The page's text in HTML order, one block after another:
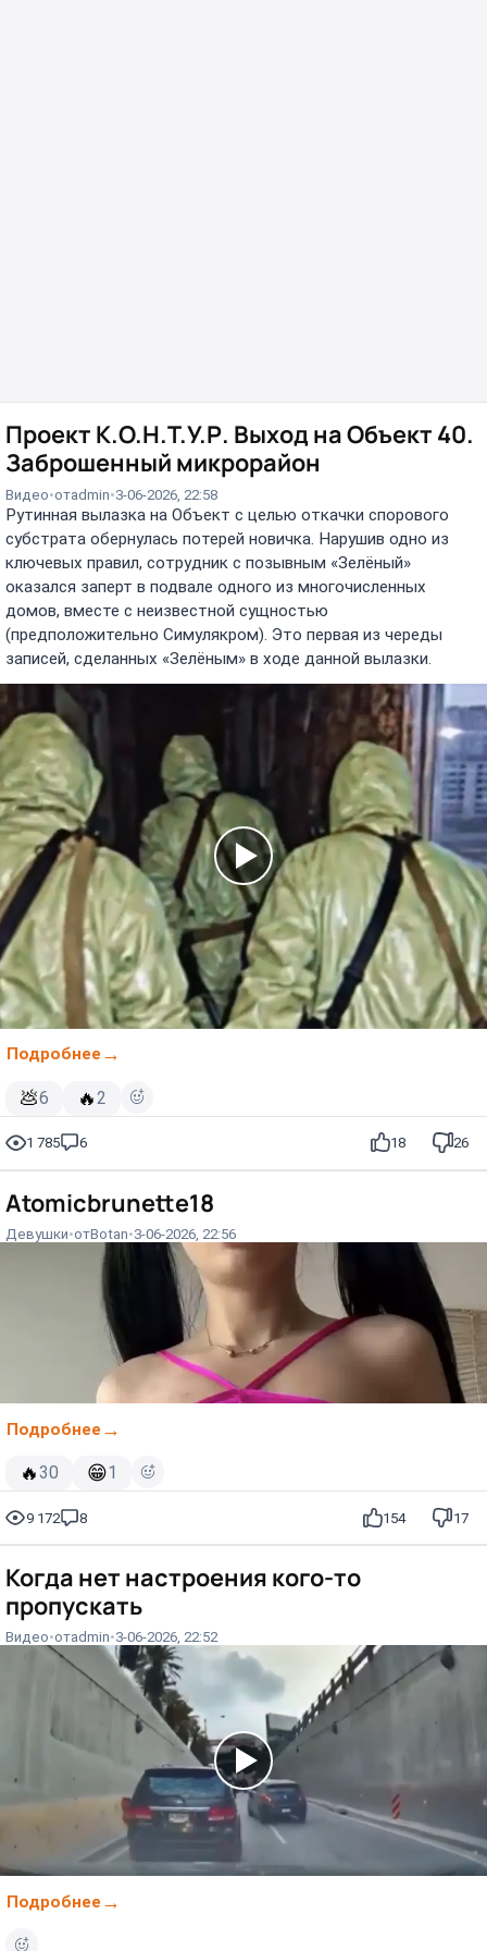
Проект К.О.Н.Т.У.Р. Выход на Объект 40.
Заброшенный микрорайон⁠⁠
Видео отadmin 3-06-2026, 22:58
Рутинная вылазка на Объект с целью откачки спорового
субстрата обернулась потерей новичка. Нарушив одно из
ключевых правил, сотрудник с позывным «Зелёный»
оказался заперт в подвале одного из многочисленных
домов, вместе с неизвестной сущностью
(предположительно Симулякром). Это первая из череды
записей, сделанных «Зелёным» в ходе данной вылазки.
Подробнее
💩6 🔥2
1 785 6 18 26
Atomicbrunette18
Девушки отВotan 3-06-2026, 22:56
Подробнее
🔥30 😁1
9 172 8 154 17
Когда нет настроения кого-то
пропускать⁠⁠
Видео отadmin 3-06-2026, 22:52
Подробнее